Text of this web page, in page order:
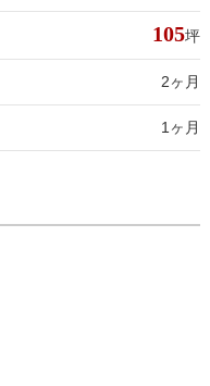
105坪
2ヶ月
1ヶ月